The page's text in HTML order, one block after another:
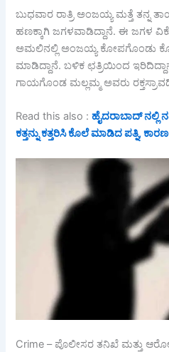
ಬುಧವಾರ ರಾತ್ರಿ ಅಂಜಯ್ಯ ಮತ್ತೆ ತನ್ನ
ಹಣಕ್ಕಾಗಿ ಜಗಳವಾಡಿದ್ದಾನೆ. ಈ ಜಗಳ
ಅಮಲಿನಲ್ಲಿ ಅಂಜಯ್ಯ ಕೋಪಗೊಂಡು
ಮಾಡಿದ್ದಾನೆ. ಬಳಿಕ ಛತ್ರಿಯಿಂದ
ಗಾಯಗೊಂಡ ಮಲ್ಲಮ್ಮ ಅವರು
Read this also :ಹೈದರಾಬಾದ್ ನಲ್ಲಿ
ಕತ್ತನ್ನು ಕತ್ತರಿಸಿ ಕೊಲೆ ಮಾಡಿದ ಪತ್ನಿ,
Crime – ಪೊಲೀಸರ ತನಿಖೆ ಮತ್ತು